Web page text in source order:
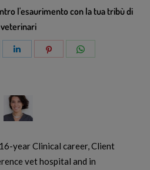
l'esaurimento con la tua tribù di
veterinari
year Clinical career, Client
vet hospital and in